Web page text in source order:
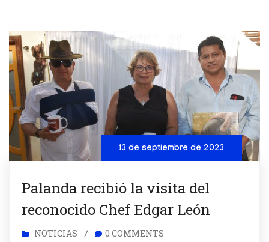
13 de septiembre de 2023
Palanda recibió la visita del
reconocido Chef Edgar León
NOTICIAS / 0 COMMENTS